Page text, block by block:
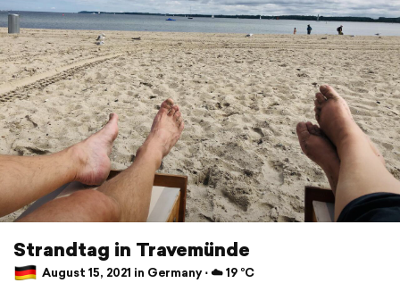
Strandtag in Travemünde
August 15, 2021 in Germany ⋅ ☁️ 19 °C